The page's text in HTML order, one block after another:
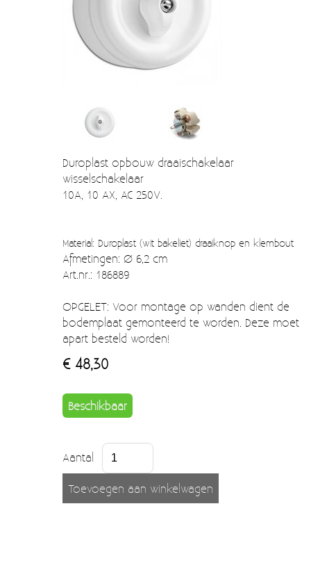
Deur- en raambeslag
Kapstokken & Haken
Bellen en belknoppen
Voorraadbakjes
Badkamer
Smeg 50s klein elektro
Afvalemmers
Moccamaster (De beste kop koffie sinds 1968)
Vintage
EINDE REEKSEN
Duroplast opbouw draaischakelaar
wisselschakelaar
10A, 10 AX, AC 250V.
Material: Duroplast (wit bakeliet) draaiknop en klembout
Afmetingen: Ø 6,2 cm
Art.nr.: 186889
OPGELET: Voor montage op wanden dient de
bodemplaat gemonteerd te worden. Deze moet
apart besteld worden!
€ 48,30
Beschikbaar
Aantal